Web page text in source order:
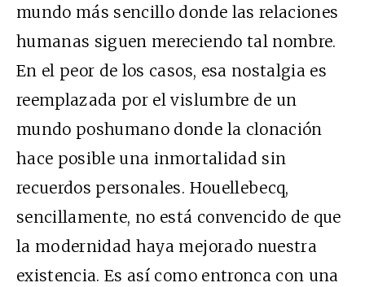
mundo más sencillo donde las relaciones
humanas siguen mereciendo tal nombre.
En el peor de los casos, esa nostalgia es
reemplazada por el vislumbre de un
mundo poshumano donde la clonación
hace posible una inmortalidad sin
recuerdos personales. Houellebecq,
sencillamente, no está convencido de que
la modernidad haya mejorado nuestra
existencia. Es así como entronca con una